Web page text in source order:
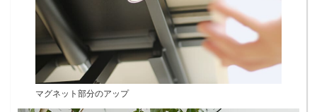
マグネット部分のアップ